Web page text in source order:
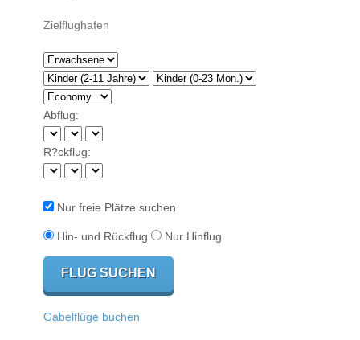
Abflug:
R?ckflug:
Nur freie Plätze suchen
Hin- und Rückflug Nur Hinflug
Gabelflüge buchen